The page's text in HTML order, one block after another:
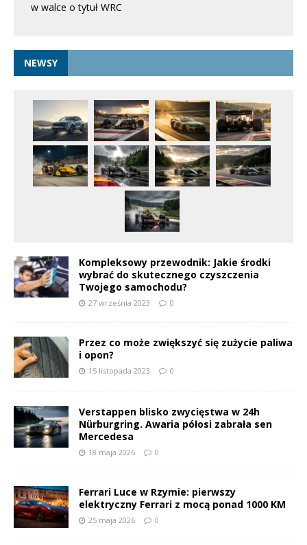
w walce o tytuł WRC
NEWSY
Kompleksowy przewodnik: Jakie środki
wybrać do skutecznego czyszczenia
Twojego samochodu?
27 września 2023 0
Przez co może zwiększyć się zużycie paliwa
i opon?
15 listopada 2023 0
Verstappen blisko zwycięstwa w 24h
Nürburgring. Awaria półosi zabrała sen
Mercedesa
18 maja 2026 0
Ferrari Luce w Rzymie: pierwszy
elektryczny Ferrari z mocą ponad 1000 KM
25 maja 2026 0